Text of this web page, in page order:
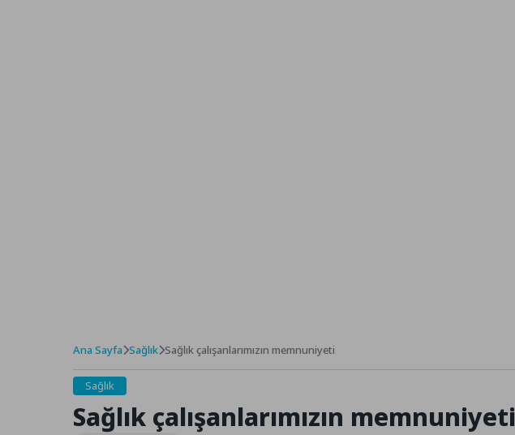
Ana Sayfa Sağlık Sağlık çalışanlarımızın memnuniyeti
Sağlık
Sağlık çalışanlarımızın memnuniyeti